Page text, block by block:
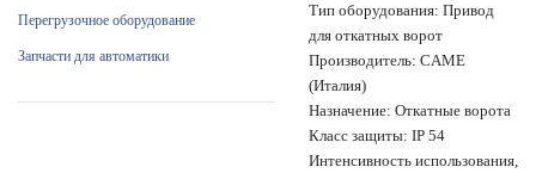
Перегрузочное оборудование
Запчасти для автоматики
Тип оборудования: Привод
для откатных ворот
Производитель: CAME
(Италия)
Назначение: Откатные ворота
Класс защиты: IP 54
Интенсивность использования,